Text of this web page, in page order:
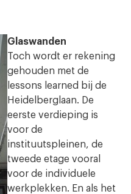
Glaswanden
Toch wordt er rekening
gehouden met de
lessons learned bij de
Heidelberglaan. De
eerste verdieping is
voor de
instituutspleinen, de
tweede etage vooral
voor de individuele
werkplekken. En als het